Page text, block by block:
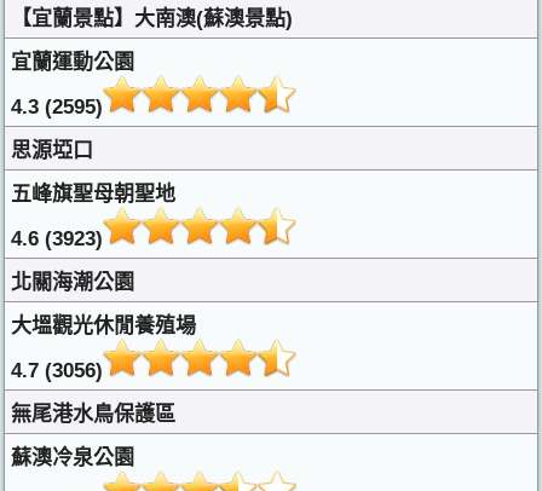
【宜蘭景點】大南澳(蘇澳景點)
宜蘭運動公園
4.3 (2595)
思源埡口
五峰旗聖母朝聖地
4.6 (3923)
北關海潮公園
大塭觀光休閒養殖場
4.7 (3056)
無尾港水鳥保護區
蘇澳冷泉公園